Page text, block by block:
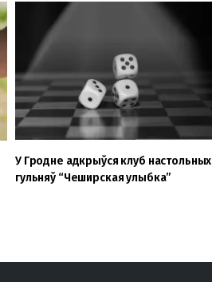
У Гродне адкрыўся клуб настольных
гульняў “Чеширская улыбка”